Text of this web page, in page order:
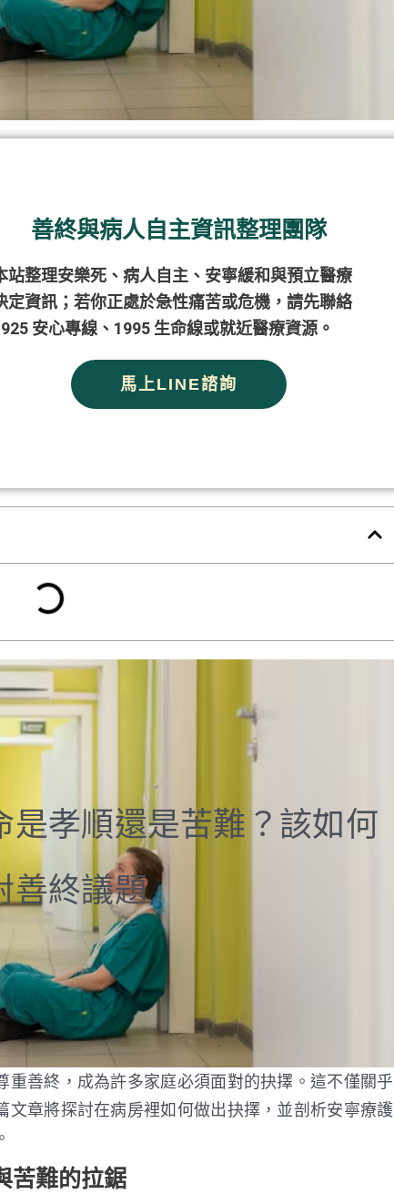
善終與病人自主資訊整理團隊
站整理安樂死、病人自主、安寧緩和與預立醫療
定資訊；若你正處於急性痛苦或危機，請先聯絡
安心專線、1995 生命線或就近醫療資源。
馬上LINE諮詢
是孝順還是苦難？該如何
善終議題
善終，成為許多家庭必須面對的抉擇。這不僅關乎
章將探討在病房裡如何做出抉擇，並剖析安寧療護
苦難的拉鋸